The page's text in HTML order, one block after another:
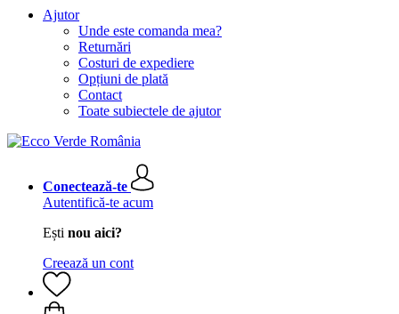
Ajutor
Unde este comanda mea?
Returnări
Costuri de expediere
Opțiuni de plată
Contact
Toate subiectele de ajutor
Conectează-te
Autentifică-te acum
Ești nou aici?
Creează un cont